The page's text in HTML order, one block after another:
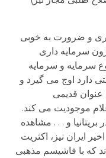
و ضرورت به خوبی
سرمایه داری
سرمایه و سرمایه
دارد اوج می گیرد و
عنوان قدیمی
موجودیت می کند.
بریتانیا و . . . مشاهده
ایران نیز، اکثریت
که با فاشیسم مذهبی